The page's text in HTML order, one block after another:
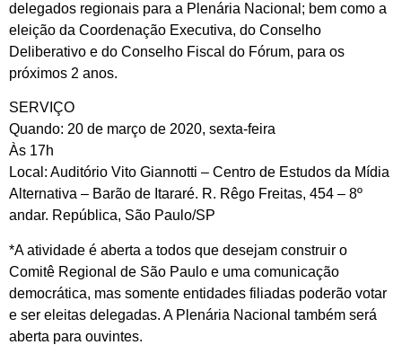
delegados regionais para a Plenária Nacional; bem como a
eleição da Coordenação Executiva, do Conselho
Deliberativo e do Conselho Fiscal do Fórum, para os
próximos 2 anos.
SERVIÇO
Quando: 20 de março de 2020, sexta-feira
Às 17h
Local: Auditório Vito Giannotti – Centro de Estudos da Mídia
Alternativa – Barão de Itararé. R. Rêgo Freitas, 454 – 8º
andar. República, São Paulo/SP
*A atividade é aberta a todos que desejam construir o
Comitê Regional de São Paulo e uma comunicação
democrática, mas somente entidades filiadas poderão votar
e ser eleitas delegadas. A Plenária Nacional também será
aberta para ouvintes.